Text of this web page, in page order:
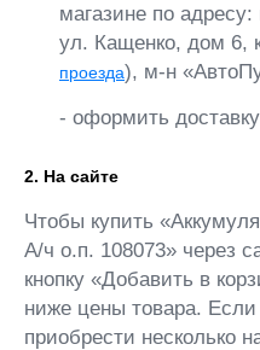
магазине по
ул. Кащенко, дом 6,
проезда), м-н
- оформить
2. На сайте
Чтобы купить
А/ч о.п. 108073» через
кнопку «Добавить в
ниже цены товара.
приобрести несколько